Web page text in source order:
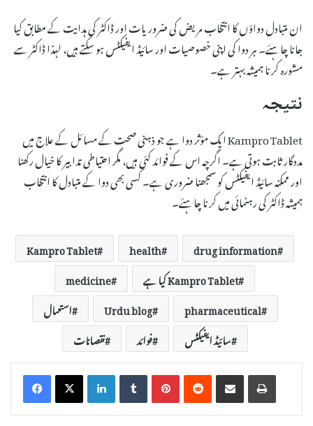
ان متبادل دواؤں کا انتخاب مریض کی ضروریات اور ڈاکٹر کی ہدایت کے مطابق کیا
جانا چاہئے۔ ہر دوا کی اپنی خصوصیات اور سائیڈ ایفیکٹس ہو سکتے ہیں، لہذا ڈاکٹر سے
مشورہ کرنا ہمیشہ بہتر ہے۔
نتیجہ
Kampro Tablet ایک مؤثر دوا ہے جو ذہنی صحت کے مسائل کے علاج میں
مددگار ثابت ہوتی ہے۔ اگرچہ اس کے فوائد کئی ہیں، مگر احتیاطی تدابیر کا خیال رکھنا
اور ممکنہ سائیڈ ایفیکٹس کو سمجھنا ضروری ہے۔ کسی بھی دوا کے متبادل کا انتخاب
ہمیشہ ڈاکٹر کی رہنمائی میں کرنا چاہئے۔
drug information
health
Kampro Tablet
Kampro Tablet کیا ہے
medicine
pharmaceutical
Urdu blog
استعمال
سائیڈ ایفیکٹس
فوائد نقصانات
LinkedInTumblrPinterestReddit Share via Email Print